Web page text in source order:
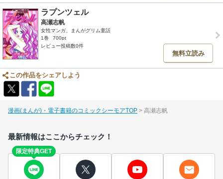
ラプンツェル
高瀬志帆
女性マンガ、まんがグリム童話
1巻
700pt
レビュー投稿数0件
無料立読み
この作品をシェアしよう
漫画(まんが)・電子書籍のコミックシーモアTOP 高瀬志帆
最新情報はここからチェック！
限定特典GET